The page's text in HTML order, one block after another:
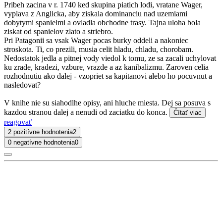
Pribeh zacina v r. 1740 ked skupina piatich lodi, vratane Wager,
vyplava z Anglicka, aby ziskala dominanciu nad uzemiami
dobytymi spanielmi a ovladla obchodne trasy. Tajna uloha bola
ziskat od spanielov zlato a striebro.
Pri Patagonii sa vsak Wager pocas burky oddeli a nakoniec
stroskota. Ti, co prezili, musia celit hladu, chladu, chorobam.
Nedostatok jedla a pitnej vody viedol k tomu, ze sa zacali uchylovat
ku zrade, kradezi, vzbure, vrazde a az kanibalizmu. Zaroven celia
rozhodnutiu ako dalej - vzopriet sa kapitanovi alebo ho pocuvnut a
nasledovat?
V knihe nie su siahodlhe opisy, ani hluche miesta. Dej sa posuva s
kazdou stranou dalej a nenudi od zaciatku do konca.
Čítať viac
reagovať
2 pozitívne hodnotenia2
0 negatívne hodnotenia0